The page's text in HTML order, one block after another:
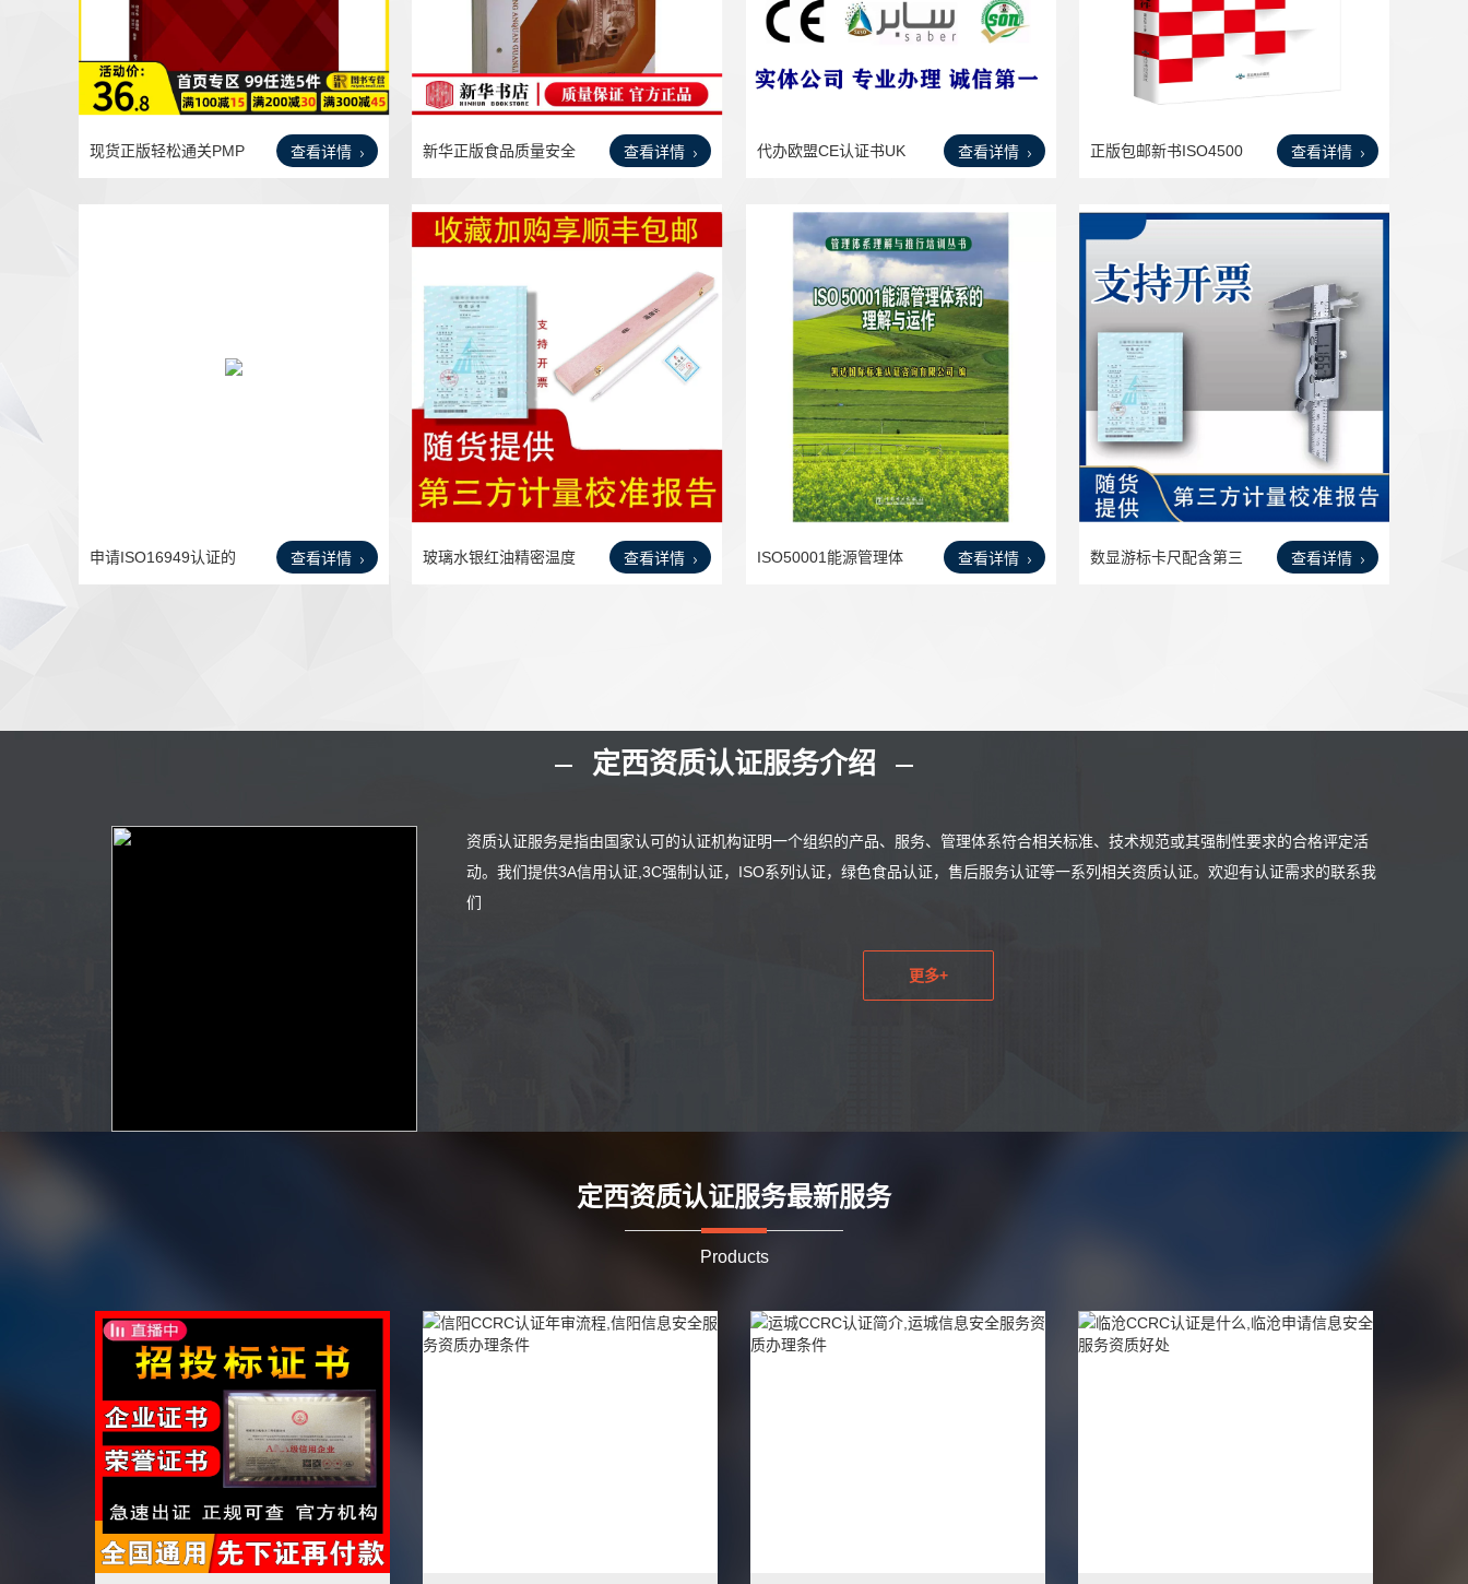
查看详情
现货正版轻松通关PMP
查看详情
新华正版食品质量安全
查看详情
代办欧盟CE认证书UK
查看详情
正版包邮新书ISO4500
查看详情
申请ISO16949认证的
要求是
查看详情
玻璃水银红油精密温度
查看详情
ISO50001能源管理体
查看详情
数显游标卡尺配含第三
定西资质认证服务介绍
资质认证服务是指由国家认可的认证机构证明一个组织的产品、服务、管理体系符合相关标准、技术规范或其强制性要求的合格评定活
动。我们提供3A信用认证,3C强制认证，ISO系列认证，绿色食品认证，售后服务认证等一系列相关资质认证。欢迎有认证需求的联系我
们
更多+
定西资质认证服务最新服务
Products